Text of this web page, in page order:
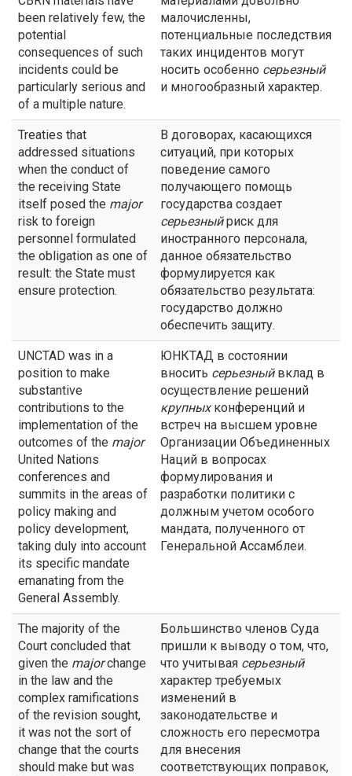
been relatively few, the
potential
consequences of such
incidents could be
particularly serious and
of a multiple nature.
малочисленны,
потенциальные последствия
таких инцидентов могут
носить особенно серьезный
и многообразный характер.
Treaties that
addressed situations
when the conduct of
the receiving State
itself posed the major
risk to foreign
personnel formulated
the obligation as one of
result: the State must
ensure protection.
В договорах, касающихся
ситуаций, при которых
поведение самого
получающего помощь
государства создает
серьезныйриск для
иностранного персонала,
данное обязательство
формулируется как
обязательство результата:
государство должно
обеспечить защиту.
UNCTAD was in a
position to make
substantive
contributions to the
implementation of the
outcomes of the major
United Nations
conferences and
summits in the areas of
policy making and
policy development,
taking duly into account
its specific mandate
emanating from the
General Assembly.
ЮНКТАД в состоянии
вносить серьезныйвклад в
осуществление решений
крупныхконференций и
встреч на высшем уровне
Организации Объединенных
Наций в вопросах
формулирования и
разработки политики с
должным учетом особого
мандата, полученного от
Генеральной Ассамблеи.
The majority of the
Court concluded that
given the majorchange
in the law and the
complex ramifications
of the revision sought,
it was not the sort of
change that the courts
should make but was
Большинство членов Суда
пришли к выводу о том, что,
что учитывая серьезный
характер требуемых
изменений в
законодательстве и
сложность его пересмотра
для внесения
соответствующих поправок,